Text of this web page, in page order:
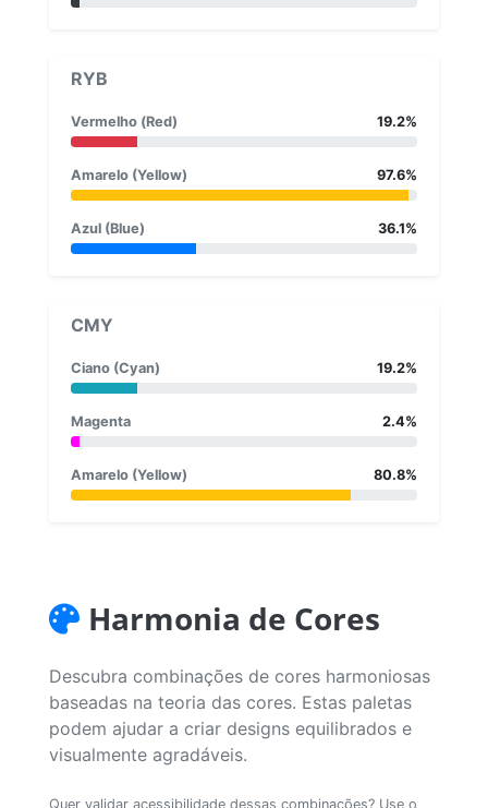
RYB
Vermelho (Red) 19.2%
Amarelo (Yellow) 97.6%
Azul (Blue) 36.1%
CMY
Ciano (Cyan) 19.2%
Magenta 2.4%
Amarelo (Yellow) 80.8%
Harmonia de Cores
Descubra combinações de cores harmoniosas
baseadas na teoria das cores. Estas paletas
podem ajudar a criar designs equilibrados e
visualmente agradáveis.
Quer validar acessibilidade dessas combinações? Use o